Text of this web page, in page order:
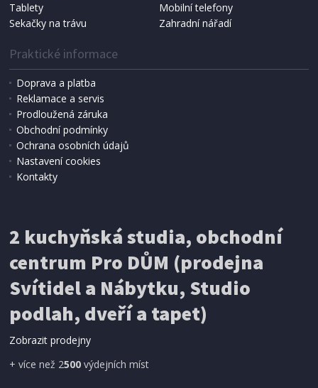
299 Kč
Tablety
Mobilní telefony
Sekačky na trávu
Zahradní nářadí
Praktické informace
Doprava a platba
Reklamace a servis
Prodloužená záruka
Obchodní podmínky
Ochrana osobních údajů
Nastavení cookies
Kontakty
2 kuchyňská studia, obchodní
centrum Pro DŮM (prodejna
Svítidel a Nábytku, Studio
podlah, dveří a tapet)
Zobrazit prodejny
+ více než 2500 výdejních míst